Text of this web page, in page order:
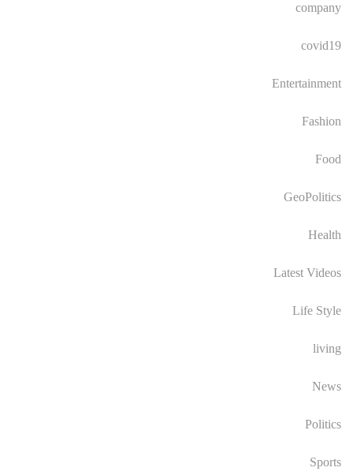
company
covid19
Entertainment
Fashion
Food
GeoPolitics
Health
Latest Videos
Life Style
living
News
Politics
Sports